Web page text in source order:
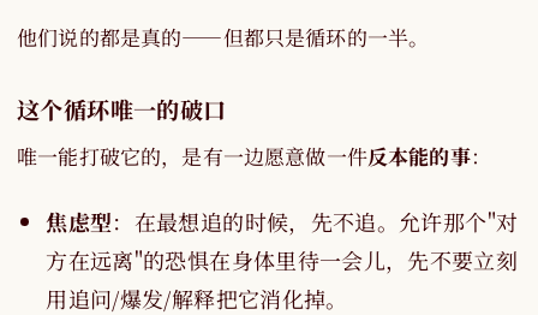
他们说的都是真的——但都只是循环的一半。
这个循环唯一的破口
唯一能打破它的，是有一边愿意做一件反本能的事：
焦虑型：在最想追的时候，先不追。允许那个"对
方在远离"的恐惧在身体里待一会儿，先不要立刻
用追问/爆发/解释把它消化掉。